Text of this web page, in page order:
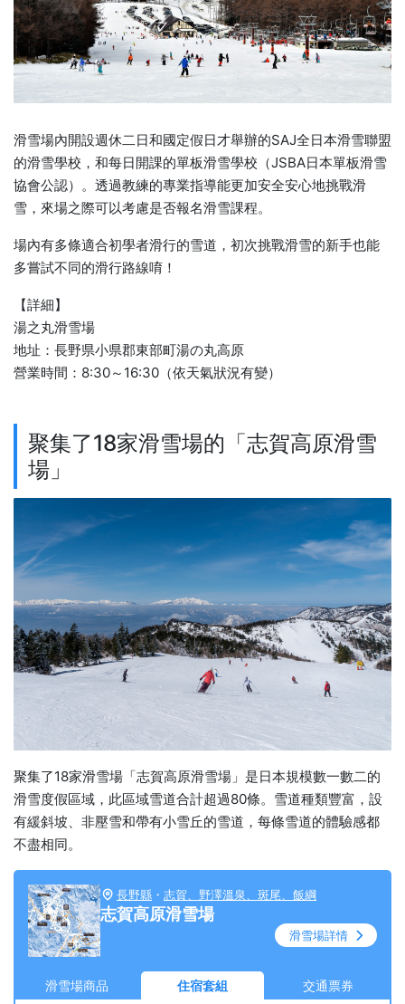
滑雪場內開設週休二日和國定假日才舉辦的SAJ全日本滑雪聯盟
的滑雪學校，和每日開課的單板滑雪學校（JSBA日本單板滑雪
協會公認）。透過教練的專業指導能更加安全安心地挑戰滑
雪，來場之際可以考慮是否報名滑雪課程。
場內有多條適合初學者滑行的雪道，初次挑戰滑雪的新手也能
多嘗試不同的滑行路線唷！
【詳細】
湯之丸滑雪場
地址：長野県小県郡東部町湯の丸高原
營業時間：8:30～16:30（依天氣狀況有變）
聚集了18家滑雪場的「志賀高原滑雪
場」
聚集了18家滑雪場「志賀高原滑雪場」是日本規模數一數二的
滑雪度假區域，此區域雪道合計超過80條。雪道種類豐富，設
有緩斜坡、非壓雪和帶有小雪丘的雪道，每條雪道的體驗感都
不盡相同。
長野縣 ・ 志賀、野澤溫泉、斑尾、飯綱
志賀高原滑雪場
滑雪場詳情
滑雪場商品 住宿套組 交通票券